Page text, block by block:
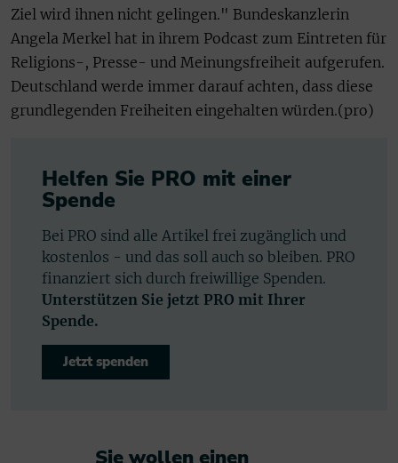
Ziel wird ihnen nicht gelingen." Bundeskanzlerin
Angela Merkel hat in ihrem Podcast zum Eintreten für
Religions-, Presse- und Meinungsfreiheit aufgerufen.
Deutschland werde immer darauf achten, dass diese
grundlegenden Freiheiten eingehalten würden.(pro)
Helfen Sie PRO mit einer
Spende
Bei PRO sind alle Artikel frei zugänglich und
kostenlos - und das soll auch so bleiben. PRO
finanziert sich durch freiwillige Spenden.
Unterstützen Sie jetzt PRO mit Ihrer
Spende.
Jetzt spenden
Sie wollen einen